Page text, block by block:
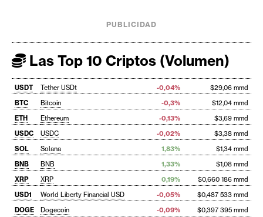
PUBLICIDAD
Las Top 10 Criptos (Volumen)
USDT Tether USDt -0,04%
$29,06 mmd
BTC
Bitcoin -0,3%
$12,04 mmd
ETH
Ethereum -0,13%
$3,69 mmd
USDC
USDC -0,02%
$3,38 mmd
SOL
Solana 1,83%
$1,34 mmd
BNB
BNB 1,33%
$1,08 mmd
XRP
XRP 0,19%
$0,660 186 mmd
USD1
World Liberty Financial USD -0,05%
$0,487 533 mmd
DOGE
Dogecoin -0,09%
$0,397 395 mmd